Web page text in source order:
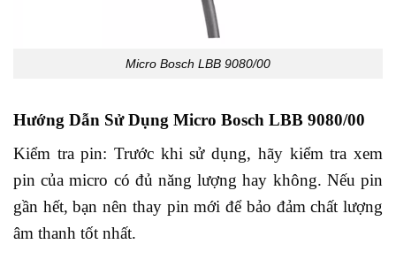
Micro Bosch LBB 9080/00
Hướng Dẫn Sử Dụng Micro Bosch LBB 9080/00
Kiểm tra pin: Trước khi sử dụng, hãy kiểm tra xem
pin của micro có đủ năng lượng hay không. Nếu pin
gần hết, bạn nên thay pin mới để bảo đảm chất lượng
âm thanh tốt nhất.